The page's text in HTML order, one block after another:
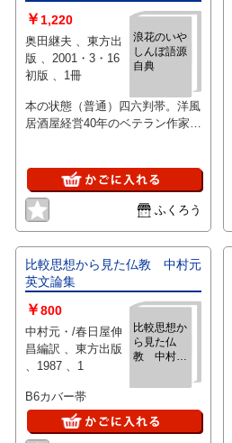
浪花のいや
しんぼ語源
自典
￥ 1,220
奥田継夫 、東方出
版 、2001・3・16
初版 、1冊
本の状態（普通）四六判帯。洋風
居酒屋経営40年のベテラン作家が
ふくろう
比較思想から見た仏教 中村元
英文論集
比較思想か
ら見た仏
教 中村元
￥800
中村元・/春日屋伸
昌編訳 、東方出版
、1987 、1
B6カバー帯